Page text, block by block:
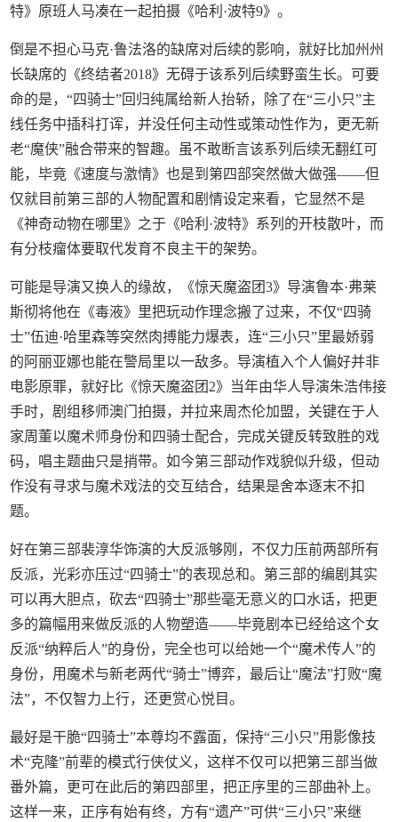
特》原班人马凑在一起拍摄《哈利·波特9》。
倒是不担心马克·鲁法洛的缺席对后续的影响，就好比加州州
长缺席的《终结者2018》无碍于该系列后续野蛮生长。可要
命的是，“四骑士”回归纯属给新人抬轿，除了在“三小只”主
线任务中插科打诨，并没任何主动性或策动性作为，更无新
老“魔侠”融合带来的智趣。虽不敢断言该系列后续无翻红可
能，毕竟《速度与激情》也是到第四部突然做大做强——但
仅就目前第三部的人物配置和剧情设定来看，它显然不是
《神奇动物在哪里》之于《哈利·波特》系列的开枝散叶，而
有分枝瘤体要取代发育不良主干的架势。
可能是导演又换人的缘故，《惊天魔盗团3》导演鲁本·弗莱
斯彻将他在《毒液》里把玩动作理念搬了过来，不仅“四骑
士”伍迪·哈里森等突然肉搏能力爆表，连“三小只”里最娇弱
的阿丽亚娜也能在警局里以一敌多。导演植入个人偏好并非
电影原罪，就好比《惊天魔盗团2》当年由华人导演朱浩伟接
手时，剧组移师澳门拍摄，并拉来周杰伦加盟，关键在于人
家周董以魔术师身份和四骑士配合，完成关键反转致胜的戏
码，唱主题曲只是捎带。如今第三部动作戏貌似升级，但动
作没有寻求与魔术戏法的交互结合，结果是舍本逐末不扣
题。
好在第三部裴淳华饰演的大反派够刚，不仅力压前两部所有
反派，光彩亦压过“四骑士”的表现总和。第三部的编剧其实
可以再大胆点，砍去“四骑士”那些毫无意义的口水话，把更
多的篇幅用来做反派的人物塑造——毕竟剧本已经给这个女
反派“纳粹后人”的身份，完全也可以给她一个“魔术传人”的
身份，用魔术与新老两代“骑士”博弈，最后让“魔法”打败“魔
法”，不仅智力上行，还更赏心悦目。
最好是干脆“四骑士”本尊均不露面，保持“三小只”用影像技
术“克隆”前辈的模式行侠仗义，这样不仅可以把第三部当做
番外篇，更可在此后的第四部里，把正序里的三部曲补上。
这样一来，正序有始有终，方有“遗产”可供“三小只”来继